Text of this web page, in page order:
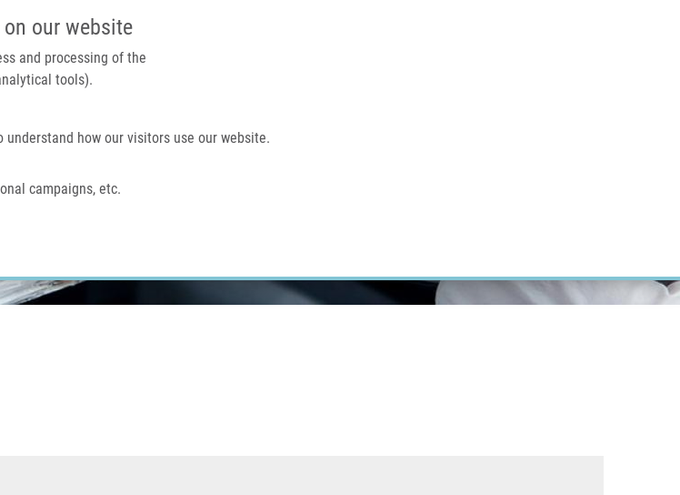
our website
and processing of the
tools).
how our visitors use our website.
campaigns, etc.
IMTM PORTÁL
O nás